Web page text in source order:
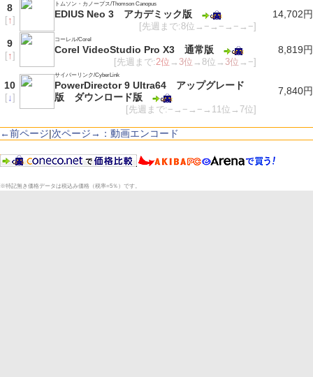
8
[↑]
トムソン・カノープス/Thomson Canopus
EDIUS Neo 3 アカデミック版
[先週まで:8位→−→−→−→−]
14,702円
9
[↑]
コーレル/Corel
Corel VideoStudio Pro X3 通常版
[先週まで:2位 → 3位 →8位→ 3位 →−]
8,819円
10
[↓]
サイバーリンク/CyberLink
PowerDirector 9 Ultra64 アップグレード
版 ダウンロード版
[先週まで:−→−→−→11位→7位]
7,840円
←前ページ|次ページ→：動画エンコード
※特記無き価格データは税込み価格（税率=5％）です。